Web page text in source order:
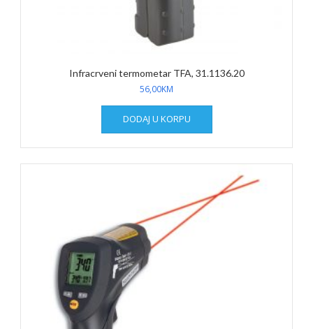
Infracrveni termometar TFA, 31.1136.20
56,00KM
DODAJ U KORPU